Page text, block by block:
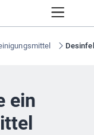
ein